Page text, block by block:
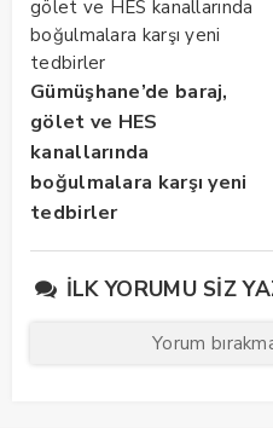
Gümüşhane’de baraj,
gölet ve HES
kanallarında
boğulmalara karşı yeni
tedbirler
İLK YORUMU SIZ
Yorum